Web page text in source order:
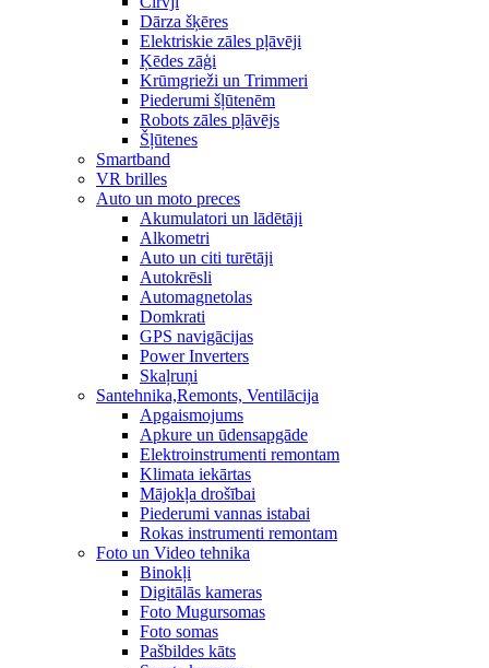
Dārza šķēres
Elektriskie zāles pļāvēji
Ķēdes zāģi
Krūmgrieži un Trimmeri
Piederumi šļūtenēm
Robots zāles pļāvējs
Šļūtenes
Smartband
VR brilles
Auto un moto preces
Akumulatori un lādētāji
Alkometri
Auto un citi turētāji
Autokrēsli
Automagnetolas
Domkrati
GPS navigācijas
Power Inverters
Skaļruņi
Santehnika,Remonts, Ventilācija
Apgaismojums
Apkure un ūdensapgāde
Elektroinstrumenti remontam
Klimata iekārtas
Mājokļa drošībai
Piederumi vannas istabai
Rokas instrumenti remontam
Foto un Video tehnika
Binokļi
Digitālās kameras
Foto Mugursomas
Foto somas
Pašbildes kāts